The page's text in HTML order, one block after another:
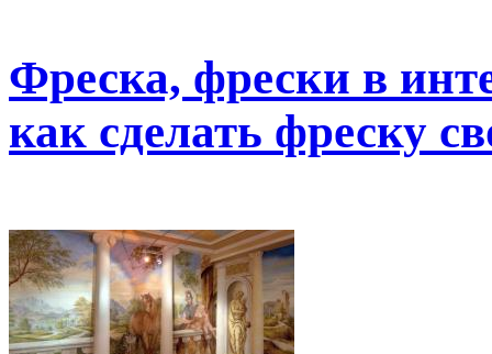
Фреска, фрески в
как сделать фреску